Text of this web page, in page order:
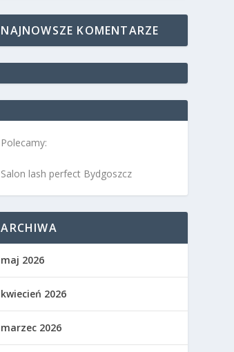
NAJNOWSZE KOMENTARZE
Polecamy:
Salon lash perfect Bydgoszcz
ARCHIWA
maj 2026
kwiecień 2026
marzec 2026